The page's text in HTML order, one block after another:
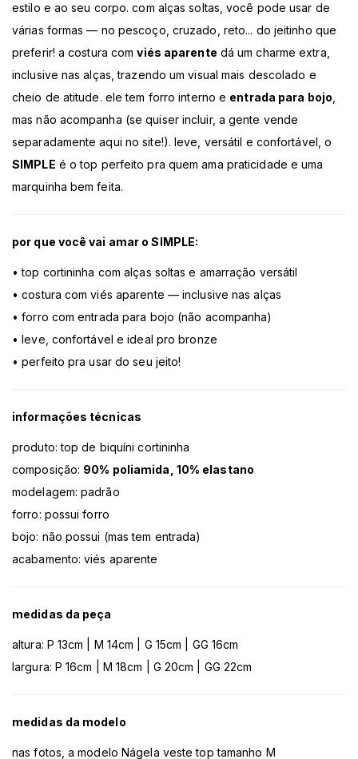
estilo e ao seu corpo. com alças soltas, você pode usar de
várias formas — no pescoço, cruzado, reto... do jeitinho que
preferir! a costura comviés aparente dá um charme extra,
inclusive nas alças, trazendo um visual mais descolado e
cheio de atitude. ele tem forro interno e entrada para bojo
mas não acompanha (se quiser incluir, a gente vende
separadamente aqui no site!). leve, versátil e confortável, o
SIMPLE é o top perfeito pra quem ama praticidade e uma
marquinha bem feita.
por que você vai amar o SIMPLE:
• top cortininha com alças soltas e amarração versátil
• costura com viés aparente — inclusive nas alças
• forro com entrada para bojo (não acompanha)
• leve, confortável e ideal pro bronze
• perfeito pra usar do seu jeito!
informações técnicas
produto: top de biquíni cortininha
composição: 90% poliamida, 10% elastano
modelagem: padrão
forro: possui forro
bojo: não possui (mas tem entrada)
acabamento: viés aparente
medidas da peça
altura: P 13cm | M 14cm | G 15cm | GG 16cm
largura: P 16cm | M 18cm | G 20cm | GG 22cm
medidas da modelo
nas fotos, a modelo Nágela veste top tamanho M